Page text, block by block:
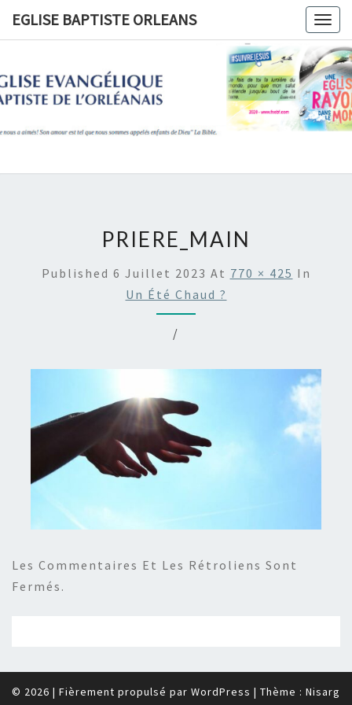
EGLISE BAPTISTE ORLEANS
EGLISE
ORLEANS
PRIERE_MAIN
Published 6 Juillet 2023 At 770 × 425 In
Un Été Chaud ?
/
Les Commentaires Et Les Rétroliens Sont
Fermés.
© 2026 | Fièrement propulsé par WordPress | Thème : Nisarg